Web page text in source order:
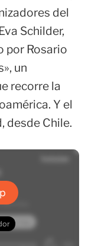
del
Schilder,
por Rosario
un
recorre la
Y el
desde Chile.